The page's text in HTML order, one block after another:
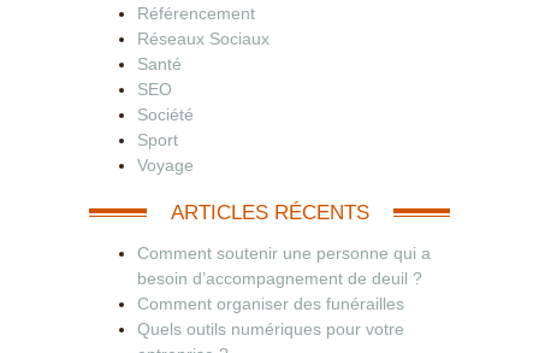
Référencement
Réseaux Sociaux
Santé
SEO
Société
Sport
Voyage
ARTICLES RÉCENTS
Comment soutenir une personne qui a
besoin d’accompagnement de deuil ?
Comment organiser des funérailles
Quels outils numériques pour votre